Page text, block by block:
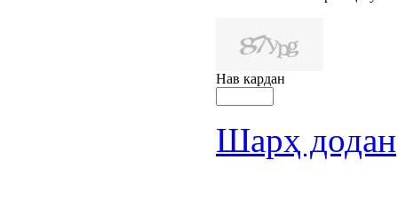
Нав кардан
Шарҳ додан